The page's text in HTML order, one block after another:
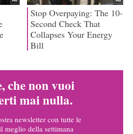
che non vuoi
mai nulla.
newsletter con tutte le
meglio della settimana